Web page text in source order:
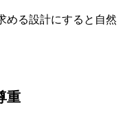
める設計にすると自然
重